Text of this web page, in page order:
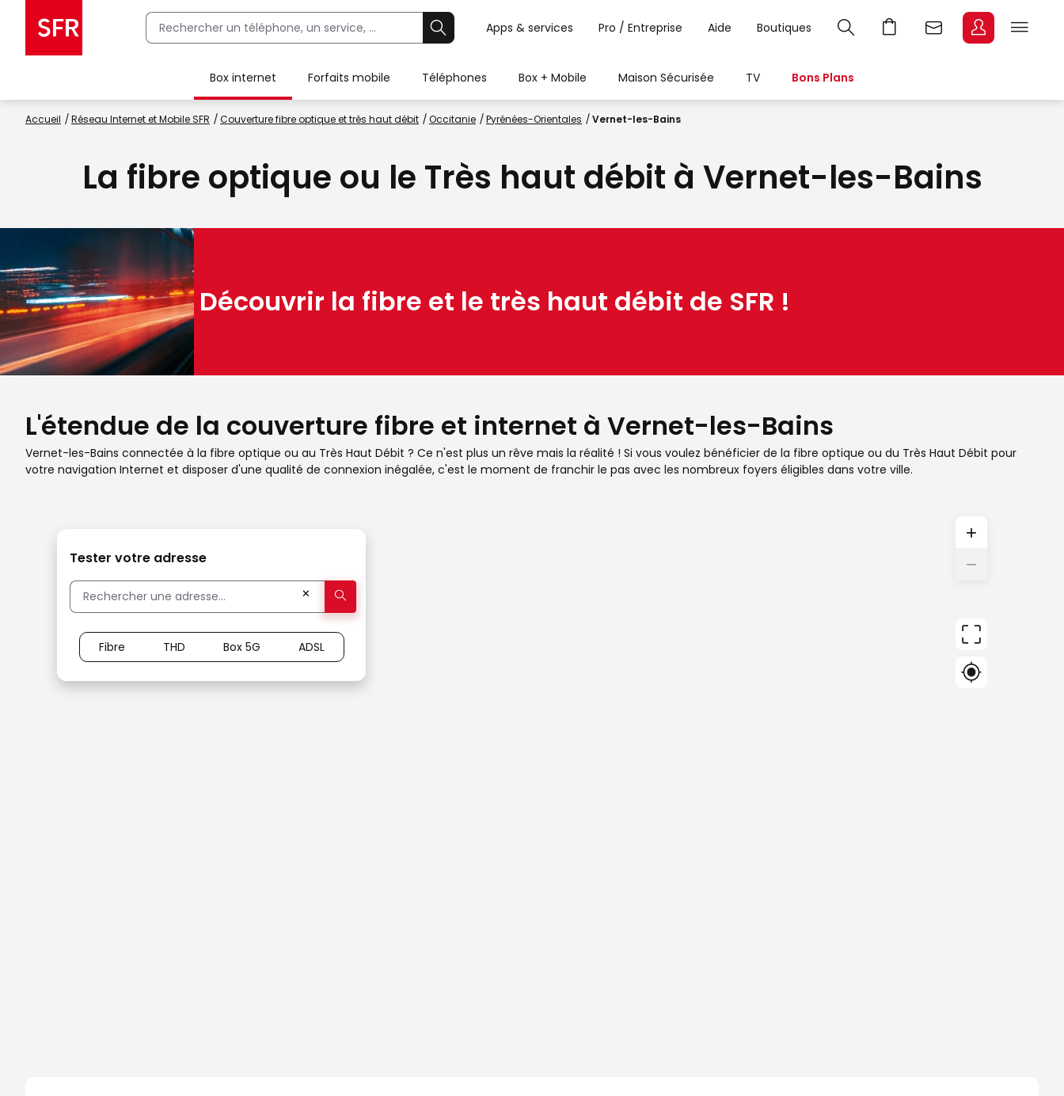
Apps & services Pro / Entreprise Aide Boutiques
Box internet Forfaits mobile Téléphones Box + Mobile Maison Sécurisée TV Bons Plans
Accueil Réseau Internet et Mobile SFR Couverture fibre optique et très haut débit Occitanie Pyrénées-Orientales Vernet-les-Bains
La fibre optique ou le Très haut débit à Vernet-les-Bains
Découvrir la fibre et le très haut débit de SFR !
L'étendue de la couverture fibre et internet à Vernet-les-Bains
Vernet-les-Bains connectée à la fibre optique ou au Très Haut Débit ? Ce n'est plus un rêve mais la réalité ! Si vous voulez bénéficier de la fibre optique ou du Très Haut Débit pour
votre navigation Internet et disposer d'une qualité de connexion inégalée, c'est le moment de franchir le pas avec les nombreux foyers éligibles dans votre ville.
+
−
Tester votre adresse
✕
Fibre THD Box 5G ADSL